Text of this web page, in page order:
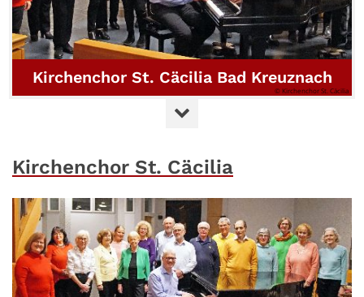
Kirchenchor St. Cäcilia Bad Kreuznach
© Kirchenchor St. Cäcilia
Kirchenchor St. Cäcilia